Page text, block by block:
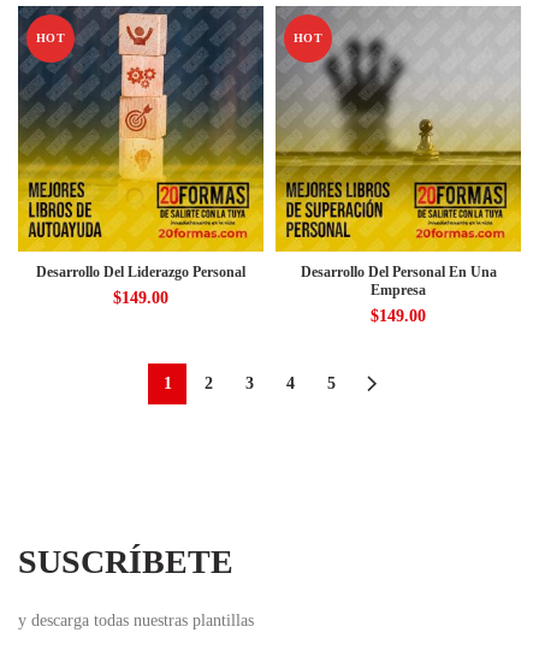
HOT
Desarrollo Del Liderazgo Personal
$149.00
HOT
Desarrollo Del Personal En Una
Empresa
$149.00
1 2 3 4 5
SUSCRÍBETE
y descarga todas nuestras plantillas